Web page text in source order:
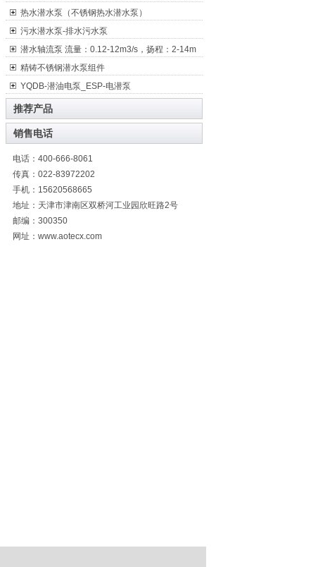
热水潜水泵（不锈钢热水潜水泵）
污水潜水泵-排水污水泵
潜水轴流泵 流量：0.12-12m3/s，扬程：2-14m
精铸不锈钢潜水泵组件
YQDB-潜油电泵_ESP-电潜泵
推荐产品
销售电话
电话：400-666-8061
传真：022-83972202
手机：15620568665
地址：天津市津南区双桥河工业园欣旺路2号
邮编：300350
网址：www.aotecx.com